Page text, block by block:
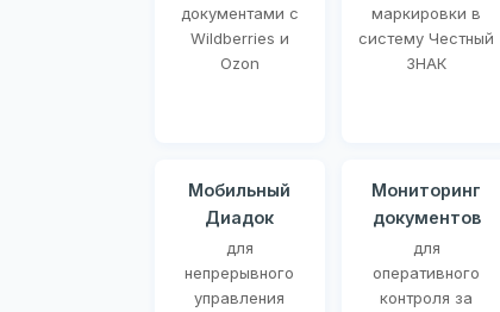
документами с
Wildberries и
Ozon
маркировки в
систему Честный
ЗНАК
Мобильный
Диадок
для
непрерывного
управления
Мониторинг
документов
для
оперативного
контроля за